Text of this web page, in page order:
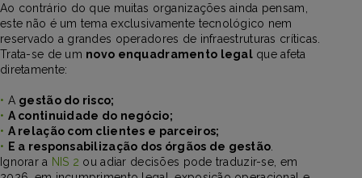
Ao contrário do que muitas organizações ainda pensam,
este não é um tema exclusivamente tecnológico nem
reservado a grandes operadores de infraestruturas críticas.
Trata-se de um novo enquadramento legalque afeta
diretamente:
• A gestão do risco;
• A continuidade do negócio;
• A relação com clientes e parceiros;
• E a responsabilização dos órgãos de gestão
Ignorar a NIS 2 ou adiar decisões pode traduzir-se, em